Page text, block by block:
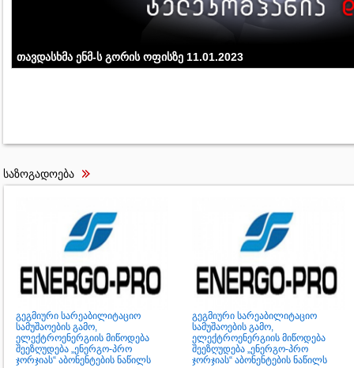
თავდასხმა ენმ-ს გორის ოფისზე 11.01.2023
საზოგადოება
გეგმიური სარეაბილიტაციო
სამუშაოების გამო,
ელექტროენერგიის მიწოდება
შეეზღუდება „ენერგო-პრო
ჯორჯიას“ აბონენტების ნაწილს
გეგმიური სარეაბილიტაციო
სამუშაოების გამო,
ელექტროენერგიის მიწოდება
შეეზღუდება „ენერგო-პრო
ჯორჯიას“ აბონენტების ნაწილს